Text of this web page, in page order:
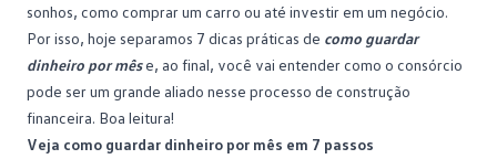
sonhos, como comprar um carro ou até investir em um negócio.
Por isso, hoje separamos 7 dicas práticas de como guardar
dinheiro por mêse, ao final, você vai entender como o consórcio
pode ser um grande aliado nesse processo de construção
financeira. Boa leitura!
Veja como guardar dinheiro por mês em 7 passos